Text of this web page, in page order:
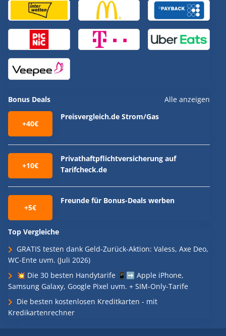
Bonus Deals Alle anzeigen
+40€
Preisvergleich.de Strom/Gas
+10€
Privathaftpflichtversicherung auf
Tarifcheck.de
+5€
Freunde für Bonus-Deals werben
Top Vergleiche
GRATIS testen dank Geld-Zurück-Aktion: Valess, Axe Deo,
WC-Ente uvm. (Juli 2026)
💥 Die 30 besten Handytarife 📱➡️ Apple iPhone,
Samsung Galaxy, Google Pixel uvm. + SIM-Only-Tarife
Die besten kostenlosen Kreditkarten - mit
Kredikartenrechner